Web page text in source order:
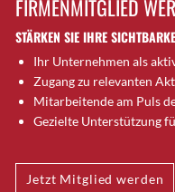
Brütten
Bubendorf
Bubikon
Buchs (SG)
Burgdorf
Bülach
Cazis
FIRMENMITGLIED
STÄRKEN SIE IHRE
Ihr Unternehmen als
Zugang zu relevanten
Mitarbeitende am Puls
Gezielte Unterstützung
Jetzt Mitglied werden